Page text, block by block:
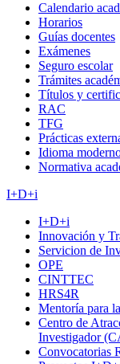
Calendario
Horarios
Guías docentes
Exámenes
Seguro escolar
Trámites
Títulos y
RAC
TFG
Prácticas
Idioma
Normativa
I+D+i
I+D+i
Innovación y
Servicion de
OPE
CINTTEC
HRS4R
Mentoría para
Centro de
Investigador
Convocatorias